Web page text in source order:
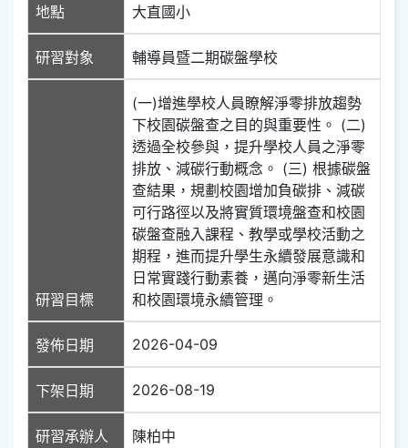
地點 大直國小
研習對象 輔導員暨二期碳盤學校
研習目標
(一)增進學校人員瞭解淨零排放趨勢
下校園碳盤查之目的與重要性。 (二)
透過全校參與，提升學校人員之淨零
排放、減碳行動概念。 (三) 根據碳盤
查結果，規劃校園增加負碳排、減碳
可行路徑以及將實質環境盤查和校園
碳盤查融入課程、教學或學校活動之
期程，進而提升學生永續發展意識和
日常實踐行動素養，邁向淨零新生活
和校園環境永續管理。
發佈日期 2026-04-09
下架日期 2026-08-19
研習承辦人 陳柏中